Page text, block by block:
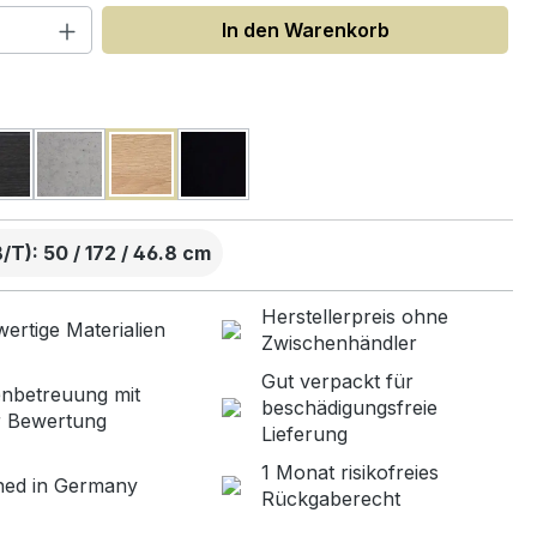
Anzahl: Gib den gewünschten Wert
In den Warenkorb
T): 50 / 172 / 46.8 cm
Materialien
Herstellerpreis ohne
Zwischenhändler
mit
Bewertung
Gut verpackt für
beschädigungsfreie
Lieferung
in Germany
1 Monat risikofreies
Rückgaberecht